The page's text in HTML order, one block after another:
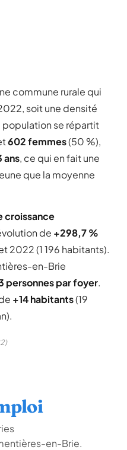
commune rurale qui
soit une densité
population se répartit
602 femmes(50 %),
ans, ce qui en fait une
que la moyenne
croissance
de +298,7 %
2022 (1 196 habitants).
en-Brie
personnes par foyer.
+14 habitants(19
en-Brie.